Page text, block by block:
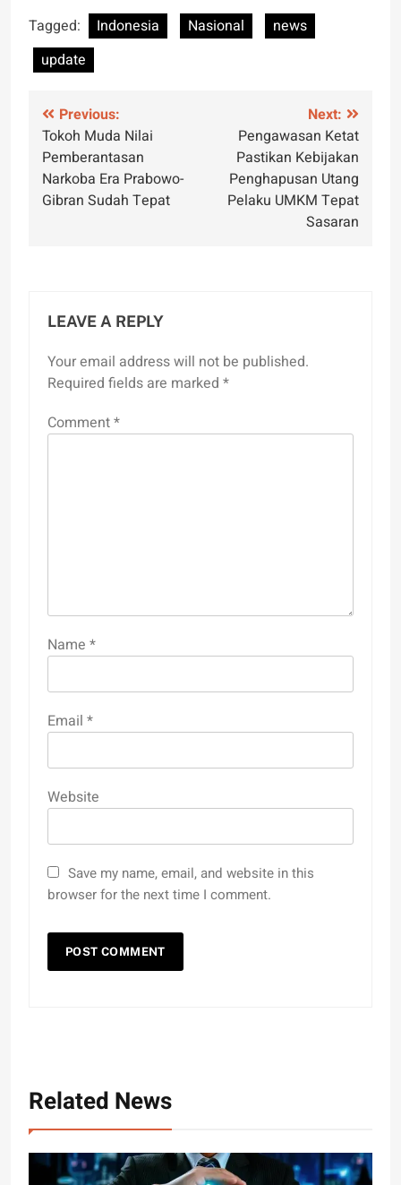
Tagged: Indonesia Nasional
news
update
Post
navigation
Previous:
Tokoh Muda Nilai
Pemberantasan
Narkoba Era Prabowo-
Gibran Sudah Tepat
Next:
Pengawasan Ketat
Pastikan Kebijakan
Penghapusan Utang
Pelaku UMKM Tepat
Sasaran
LEAVE A REPLY
Your email address will not be published.
Required fields are marked *
Comment*
Name *
Email *
Website
Save my name, email, and website in this
browser for the next time I comment.
Related News